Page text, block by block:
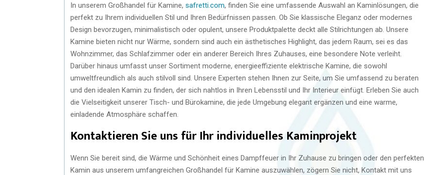
In unserem Großhandel für Kamine, safretti.com, finden Sie eine umfassende Auswahl an Kaminlösungen, die
perfekt zu Ihrem individuellen Stil und Ihren Bedürfnissen passen. Ob Sie klassische Eleganz oder modernes
Design bevorzugen, minimalistisch oder opulent, unsere Produktpalette deckt alle Stilrichtungen ab. Unsere
Kamine bieten nicht nur Wärme, sondern sind auch ein ästhetisches Highlight, das jedem Raum, sei es das
Wohnzimmer, das Schlafzimmer oder ein anderer Bereich Ihres Zuhauses, eine besondere Note verleiht.
Darüber hinaus umfasst unser Sortiment moderne, energieeffiziente elektrische Kamine, die sowohl
umweltfreundlich als auch stilvoll sind. Unsere Experten stehen Ihnen zur Seite, um Sie umfassend zu beraten
und den idealen Kamin zu finden, der sich nahtlos in Ihren Lebensstil und Ihr Interieur einfügt. Erleben Sie auch
die Vielseitigkeit unserer Tisch- und Bürokamine, die jede Umgebung elegant ergänzen und eine warme,
einladende Atmosphäre schaffen.
Kontaktieren Sie uns für Ihr individuelles Kaminprojekt
Wenn Sie bereit sind, die Wärme und Schönheit eines Dampffeuer in Ihr Zuhause zu bringen oder den perfekten
Kamin aus unserem umfangreichen Großhandel für Kamine auszuwählen, zögern Sie nicht, Kontakt mit uns